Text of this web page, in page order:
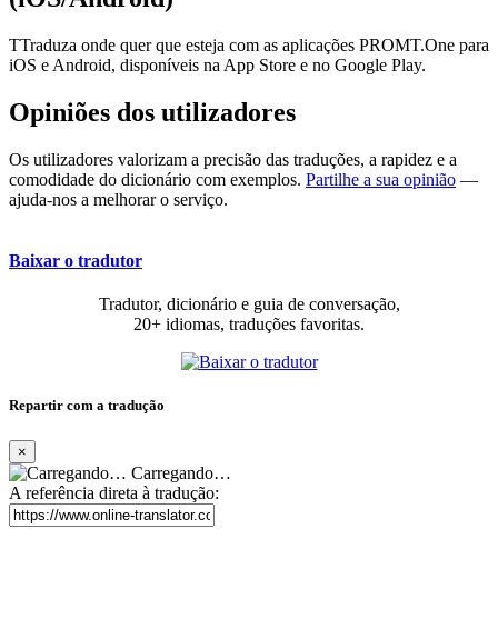
TTraduza onde quer que esteja com as aplicações PROMT.One para
iOS e Android, disponíveis na App Store e no Google Play.
Opiniões dos utilizadores
Os utilizadores valorizam a precisão das traduções, a rapidez e a
comodidade do dicionário com exemplos. Partilhe a sua opinião —
ajuda-nos a melhorar o serviço.
Baixar o tradutor
Tradutor, dicionário e guia de conversação,
20+ idiomas, traduções favoritas.
Repartir com a tradução
×
Carregando…
A referência direta à tradução: